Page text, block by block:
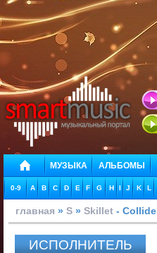
МУЗЫКА АЛЬБОМЫ
0-9 A B C D E F G H I J K L
главная » S » Skillet - Collide
ИСПОЛНИТЕЛЬ